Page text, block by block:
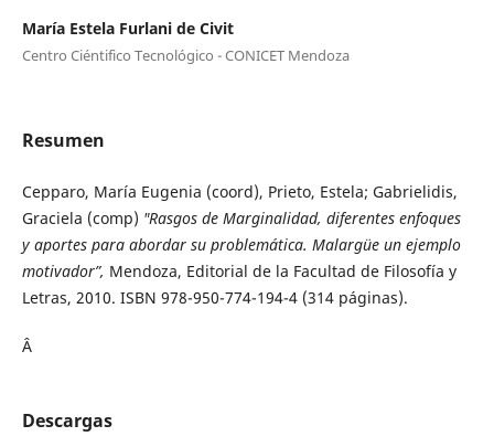
María Estela Furlani de Civit
Centro Ciéntifico Tecnológico - CONICET Mendoza
Resumen
Cepparo, María Eugenia (coord), Prieto, Estela; Gabrielidis,
Graciela (comp) "Rasgos de Marginalidad, diferentes enfoques
y aportes para abordar su problemática. Malargüe un ejemplo
motivador”, Mendoza, Editorial de la Facultad de Filosofía y
Letras, 2010. ISBN 978-950-774-194-4 (314 páginas).
Â
Descargas